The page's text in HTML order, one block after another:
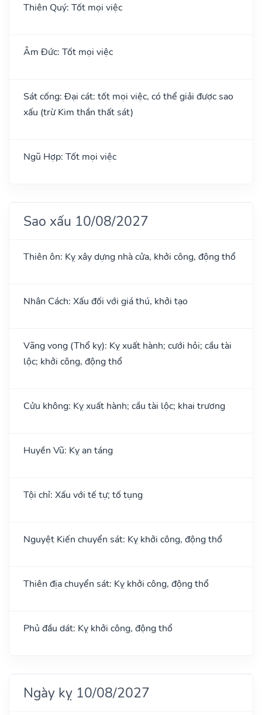
Thiên Quý: Tốt mọi việc
Âm Đức: Tốt mọi việc
Sát cống: Đại cát: tốt mọi việc, có thể giải được sao
xấu (trừ Kim thần thất sát)
Ngũ Hợp: Tốt mọi việc
Sao xấu 10/08/2027
Thiên ôn: Kỵ xây dựng nhà cửa, khởi công, động thổ
Nhân Cách: Xấu đối với giá thú, khởi tạo
Vãng vong (Thổ kỵ): Kỵ xuất hành; cưới hỏi; cầu tài
lộc; khởi công, động thổ
Cửu không: Kỵ xuất hành; cầu tài lộc; khai trương
Huyền Vũ: Kỵ an táng
Tội chỉ: Xấu với tế tự; tố tụng
Nguyệt Kiến chuyển sát: Kỵ khởi công, động thổ
Thiên địa chuyển sát: Kỵ khởi công, động thổ
Phủ đầu dát: Kỵ khởi công, động thổ
Ngày kỵ 10/08/2027